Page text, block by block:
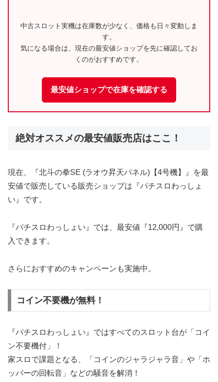
中古スロット実機は在庫数が少なく、価格も日々変動しま
す。
気になる場合は、現在の最安値ショップを先に確認してお
くのがおすすめです。
最安値ショップで在庫を確認する
絶対オススメの最安値販売店はここ！
現在、『北斗の拳SE (ラオウ昇天パネル)【4号機】』を最
安値で販売している販売ショップは『パチスロわっしょ
い』です。
『パチスロわっしょい』では、最安値『12,000円』で購
入できます。
さらにおすすめのキャンペーンも実施中。
コイン不要機が無料！
『パチスロわっしょい』ではすべてのスロット台が「コイ
ン不要機付」！
家スロで課題となる、「コインのジャラジャラ音」や「ホ
ッパーの回転音」などの騒音を解消！